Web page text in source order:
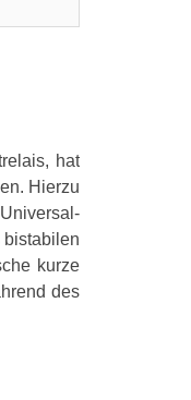
hat
Hierzu
bistabilen
kurze
des